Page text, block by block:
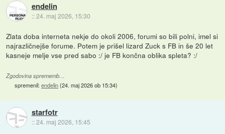
endelin
::24. maj 2026, 15:30
Zlata doba interneta nekje do okoli 2006, forumi so bili polni, imel si
najrazličnejše forume. Potem je prišel lizard Zuck s FB in še 20 let
kasneje melje vse pred sabo :/ je FB končna oblika spleta? :/
Zgodovina sprememb…
spremenil:endelin(24. maj 2026 ob 15:34)
starfotr
::24. maj 2026, 15:45